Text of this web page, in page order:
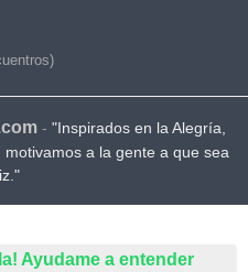
Ayudame a entender
- "Inspirados en la Alegría,
a la gente a que sea